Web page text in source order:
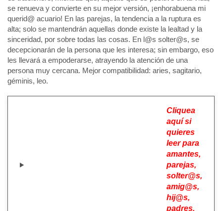
se renueva y convierte en su mejor versión, ¡enhorabuena mi
querid@ acuario! En las parejas, la tendencia a la ruptura es
alta; solo se mantendrán aquellas donde existe la lealtad y la
sinceridad, por sobre todas las cosas. En l@s solter@s, se
decepcionarán de la persona que les interesa; sin embargo, eso
les llevará a empoderarse, atrayendo la atención de una
persona muy cercana. Mejor compatibilidad: aries, sagitario,
géminis, leo.
Cliquea
aquí si
quieres
leer para
amantes,
parejas,
solter@s,
amig@s,
hij@s,
padres,